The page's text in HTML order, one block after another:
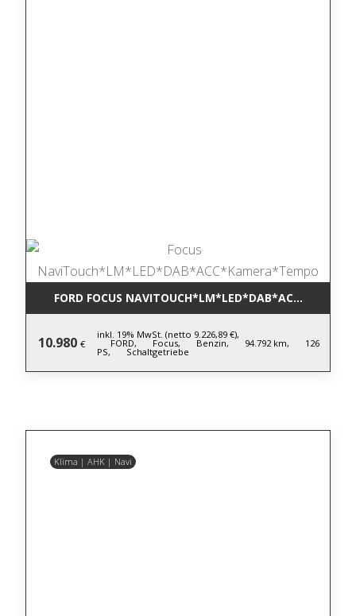
FORD FOCUS
10.980 €
inkl. 19% MwSt. (netto 9.226,89 €),
FORD, Focus, Benzin, 94.792 km, 126
PS, Schaltgetriebe
Klima | AHK | Navi